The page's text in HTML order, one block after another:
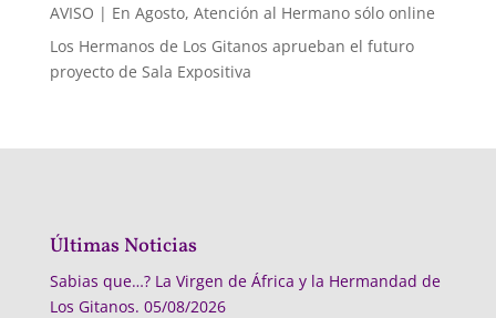
AVISO | En Agosto, Atención al Hermano sólo online
Los Hermanos de Los Gitanos aprueban el futuro
proyecto de Sala Expositiva
Últimas Noticias
Sabias que…? La Virgen de África y la Hermandad de
Los Gitanos. 05/08/2026